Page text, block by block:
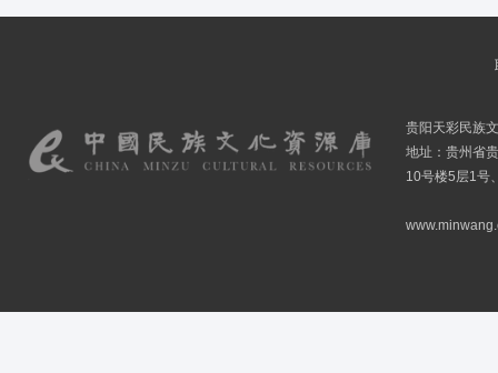
贵阳天彩民族
地址：贵州省
10号楼5层1号